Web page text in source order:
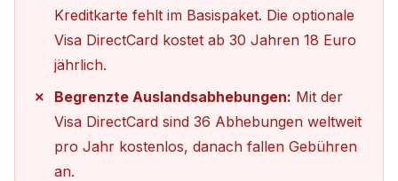
Kreditkarte fehlt im Basispaket. Die optionale
Visa DirectCard kostet ab 30 Jahren 18 Euro
jährlich.
Begrenzte Auslandsabhebungen: Mit der
Visa DirectCard sind 36 Abhebungen weltweit
pro Jahr kostenlos, danach fallen Gebühren
an.